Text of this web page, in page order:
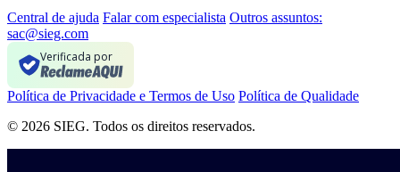
Central de ajuda Falar com especialista Outros assuntos:
sac@sieg.com
Verificada por
Política de Privacidade e Termos de Uso Política de Qualidade
© 2026 SIEG. Todos os direitos reservados.